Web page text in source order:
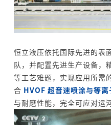
恒立液压依托国际先进的表
队，并配置先进生产设备，
等工艺难题，实现应用所需
合 HVOF 超音速喷涂与等
与耐磨性能，完全可应对运